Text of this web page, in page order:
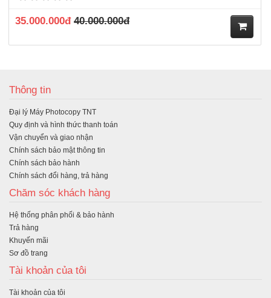
35.000.000đ 40.000.000đ
Thông tin
Đại lý Máy Photocopy TNT
Quy định và hình thức thanh toán
Vận chuyển và giao nhận
Chính sách bảo mật thông tin
Chính sách bảo hành
Chính sách đổi hàng, trả hàng
Chăm sóc khách hàng
Hệ thống phân phối & bảo hành
Trả hàng
Khuyến mãi
Sơ đồ trang
Tài khoản của tôi
Tài khoản của tôi